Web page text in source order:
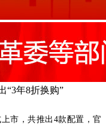
“3年8折换购”
市，共推出4款配置，官